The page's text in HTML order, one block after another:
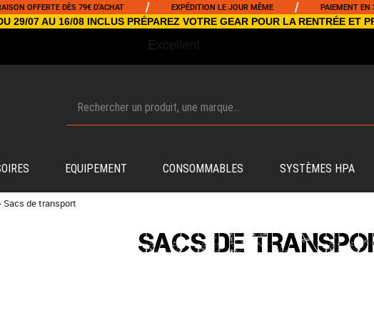
DÈS 79€ D'ACHAT / EXPÉDITION LE JOUR MÊME / PAIEMENT EN 3/4/10X
29/07 AU 16/08 INCLUS PRÉPAREZ VOTRE GEAR POUR LA RENTRÉE ET
EQUIPEMENT CONSOMMABLES SYSTÈMES HPA
Sacs de transport
SACS DE